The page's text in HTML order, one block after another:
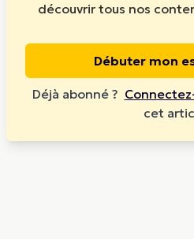
découvrir tous nos
Débuter mon
Déjà abonné ?
cet